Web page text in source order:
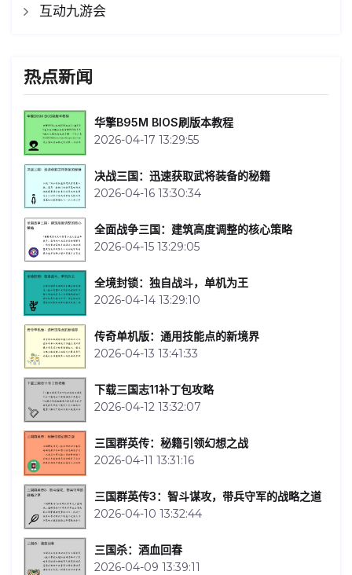
互动九游会
热点新闻
华擎B95M BIOS刷版本教程
2026-04-17 13:29:55
决战三国：迅速获取武将装备的秘籍
2026-04-16 13:30:34
全面战争三国：建筑高度调整的核心策略
2026-04-15 13:29:05
全境封锁：独自战斗，单机为王
2026-04-14 13:29:10
传奇单机版：通用技能点的新境界
2026-04-13 13:41:33
下载三国志11补丁包攻略
2026-04-12 13:32:07
三国群英传：秘籍引领幻想之战
2026-04-11 13:31:16
三国群英传3：智斗谋攻，带兵守军的战略之道
2026-04-10 13:32:44
三国杀：酒血回春
2026-04-09 13:39:11